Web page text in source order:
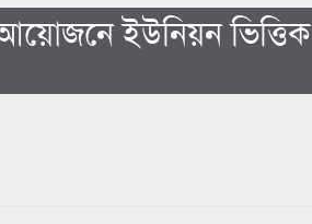
ইউনিয়ন ভিত্তিক